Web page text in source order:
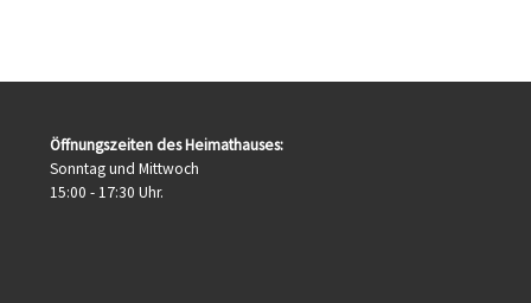
Öffnungszeiten des Heimathauses:
Sonntag und Mittwoch
15:00 - 17:30 Uhr.